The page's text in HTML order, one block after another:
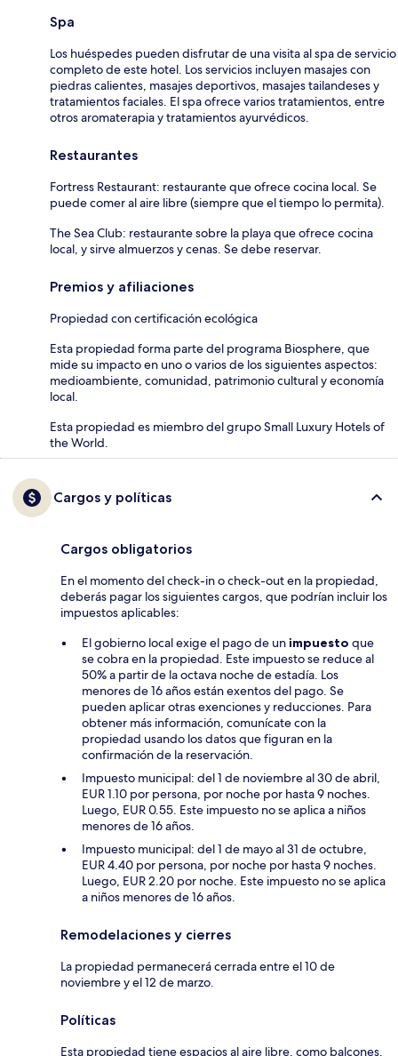
Spa
Los huéspedes pueden disfrutar de una visita al spa de servicio
completo de este hotel. Los servicios incluyen masajes con
piedras calientes, masajes deportivos, masajes tailandeses y
tratamientos faciales. El spa ofrece varios tratamientos, entre
otros aromaterapia y tratamientos ayurvédicos.
Restaurantes
Fortress Restaurant: restaurante que ofrece cocina local. Se
puede comer al aire libre (siempre que el tiempo lo permita).
The Sea Club: restaurante sobre la playa que ofrece cocina
local, y sirve almuerzos y cenas. Se debe reservar.
Premios y afiliaciones
Propiedad con certificación ecológica
Esta propiedad forma parte del programa Biosphere, que
mide su impacto en uno o varios de los siguientes aspectos:
medioambiente, comunidad, patrimonio cultural y economía
local.
Esta propiedad es miembro del grupo Small Luxury Hotels of
the World.
Cargos y políticas
Cargos obligatorios
En el momento del check-in o check-out en la propiedad,
deberás pagar los siguientes cargos, que podrían incluir los
impuestos aplicables:
El gobierno local exige el pago de unimpuesto que
se cobra en la propiedad. Este impuesto se reduce al
50% a partir de la octava noche de estadía. Los
menores de 16 años están exentos del pago. Se
pueden aplicar otras exenciones y reducciones. Para
obtener más información, comunícate con la
propiedad usando los datos que figuran en la
confirmación de la reservación.
Impuesto municipal: del 1 de noviembre al 30 de abril,
EUR 1.10 por persona, por noche por hasta 9 noches.
Luego, EUR 0.55. Este impuesto no se aplica a niños
menores de 16 años.
Impuesto municipal: del 1 de mayo al 31 de octubre,
EUR 4.40 por persona, por noche por hasta 9 noches.
Luego, EUR 2.20 por noche. Este impuesto no se aplica
a niños menores de 16 años.
Remodelaciones y cierres
La propiedad permanecerá cerrada entre el 10 de
noviembre y el 12 de marzo.
Políticas
Esta propiedad tiene espacios al aire libre, como balcones,